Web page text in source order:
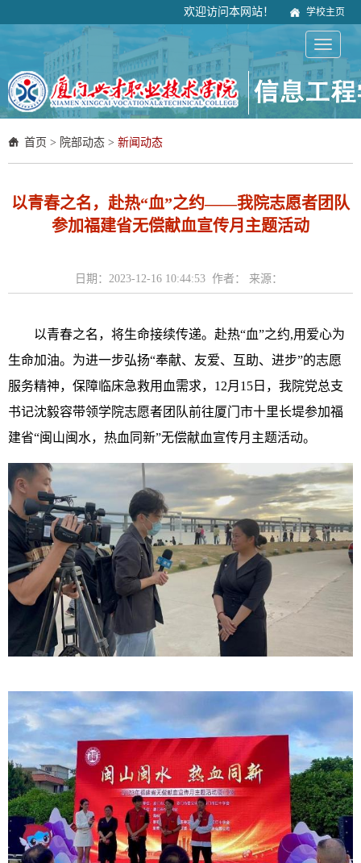
欢迎访问本网站！ 学校主页
首页 > 院部动态 > 新闻动态
以青春之名，赴热“血”之约——我院志愿者团队
参加福建省无偿献血宣传月主题活动
日期：2023-12-16 10:44:53 作者： 来源：
以青春之名，将生命接续传递。赴热“血”之约,用爱心为
生命加油。为进一步弘扬“奉献、友爱、互助、进步”的志愿
服务精神，保障临床急救用血需求，12月15日，我院党总支
书记沈毅容带领学院志愿者团队前往厦门市十里长堤参加福
建省“闽山闽水，热血同新”无偿献血宣传月主题活动。